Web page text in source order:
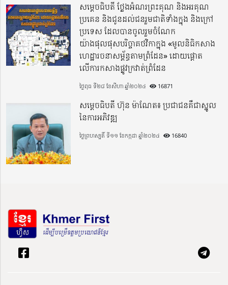
សម្តេចធិបតី ថ្លែងអំណរព្រះគុណ និងអរគុណ
ប្រគេន និងជូនដល់ជនរួមជាតិទាំងក្នុង​ និងក្រៅ
ប្រទេស​ ដែលបានចូលរួមចំណែក
យ៉ាងផុលផុសបរិច្ចាគថវិកាក្នុង «មូលនិធិកសាង
ហេដ្ឋារចនាសម្ព័ន្ធតាមព្រំដែន» ដោយផ្ដោត
លើការកសាងផ្លូវក្រវាត់ព្រំដែន
ថ្ងៃពុធ ទី២៨ ខែសីហា ឆ្នាំ២០២៤ 16871
សម្តេចធិបតី ហ៊ុន ម៉ាណែត៖ ប្រជាជនគឺជាស្នូល
នៃការអភិវឌ្ឍ
ថ្ងៃព្រហស្បតិ៍ ទី១១ ខែកក្កដា ឆ្នាំ២០២៤ 16840